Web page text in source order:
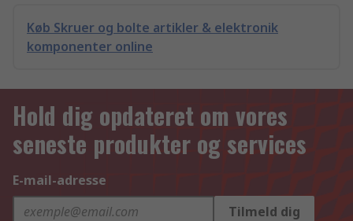
Køb Skruer og bolte artikler & elektronik
komponenter online
Hold dig opdateret om vores
seneste produkter og services
E-mail-adresse
Tilmeld dig